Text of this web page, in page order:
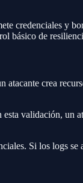
credenciales y
básico de
atacante crea
validación, un
Si los logs